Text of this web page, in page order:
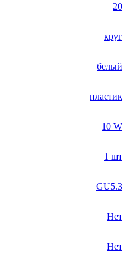
20
круг
белый
пластик
10 W
1 шт
GU5.3
Нет
Нет